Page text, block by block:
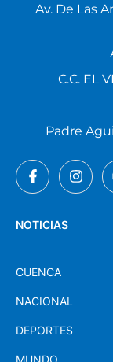
NOTICIAS
CUENCA
NACIONAL
DEPORTES
MUNDO
Av. De Las
C.C. EL
Padre